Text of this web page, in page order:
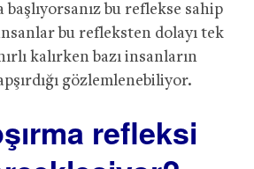
başlıyorsanız bu reflekse sahip
bu refleksten dolayı tek
kalırken bazı insanların
gözlemlenebiliyor.
refleksi